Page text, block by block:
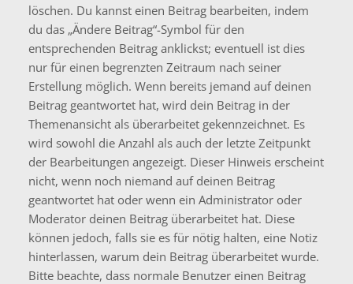
löschen. Du kannst einen Beitrag bearbeiten, indem
du das „Ändere Beitrag“-Symbol für den
entsprechenden Beitrag anklickst; eventuell ist dies
nur für einen begrenzten Zeitraum nach seiner
Erstellung möglich. Wenn bereits jemand auf deinen
Beitrag geantwortet hat, wird dein Beitrag in der
Themenansicht als überarbeitet gekennzeichnet. Es
wird sowohl die Anzahl als auch der letzte Zeitpunkt
der Bearbeitungen angezeigt. Dieser Hinweis erscheint
nicht, wenn noch niemand auf deinen Beitrag
geantwortet hat oder wenn ein Administrator oder
Moderator deinen Beitrag überarbeitet hat. Diese
können jedoch, falls sie es für nötig halten, eine Notiz
hinterlassen, warum dein Beitrag überarbeitet wurde.
Bitte beachte, dass normale Benutzer einen Beitrag